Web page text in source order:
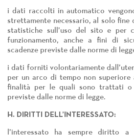
i dati raccolti in automatico
strettamente necessario, al solo fine
statistiche sull’uso del sito e per
funzionamento, anche a fini di
scadenze previste dalle norme di
i dati forniti volontariamente
per un arco di tempo non superiore
finalità per le quali sono trattati o
previste dalle norme di legge.
H. DIRITTI DELL’INTERESSATO:
l’interessato ha sempre diritto